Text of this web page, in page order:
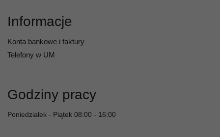
Informacje
Konta bankowe i faktury
Telefony w UM
Godziny pracy
Poniedziałek - Piątek 08:00 - 16:00